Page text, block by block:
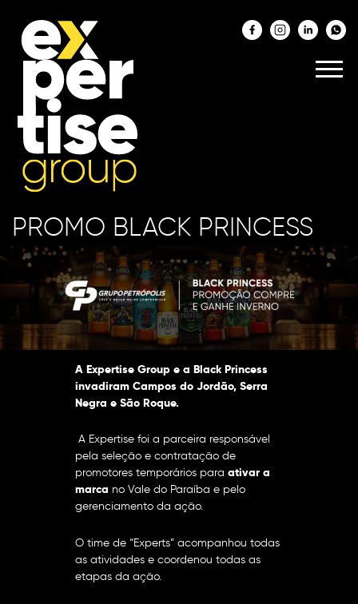
PROMO BLACK PRINCESS
A Expertise Group e a Black Princess
invadiram Campos do Jordão, Serra
Negra e São Roque.
A Expertise foi a parceira responsável
pela seleção e contratação de
promotores temporários para ativar a
marca no Vale do Paraíba e pelo
gerenciamento da ação.
O time de “Experts” acompanhou todas
as atividades e coordenou todas as
etapas da ação.